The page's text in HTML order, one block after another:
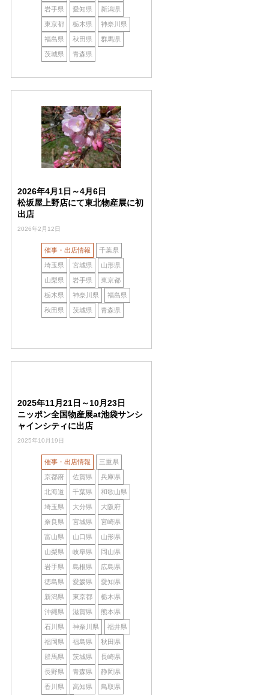
岩手県 愛知県 新潟県
東京都 栃木県 神奈川県
福島県 秋田県 群馬県
茨城県 青森県
2026年4月1日～4月6日
松坂屋上野店にて東北物産展に初
出店
2026年2月12日
催事・出店情報 千葉県
埼玉県 宮城県 山形県
山梨県 岩手県 東京都
栃木県 神奈川県 福島県
秋田県 茨城県 青森県
2025年11月21日～10月23日
ニッポン全国物産展at池袋サンシ
ャインシティに出店
2025年10月19日
催事・出店情報 三重県
京都府 佐賀県 兵庫県
北海道 千葉県 和歌山県
埼玉県 大分県 大阪府
奈良県 宮城県 宮崎県
富山県 山口県 山形県
山梨県 岐阜県 岡山県
岩手県 島根県 広島県
徳島県 愛媛県 愛知県
新潟県 東京都 栃木県
沖縄県 滋賀県 熊本県
石川県 神奈川県 福井県
福岡県 福島県 秋田県
群馬県 茨城県 長崎県
長野県 青森県 静岡県
香川県 高知県 鳥取県